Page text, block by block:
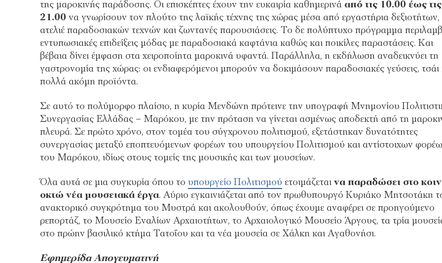
της μαροκινής παράδοσης. Οι επισκέπτες έχουν την ευκαιρία καθημερινά από τις 10.00 έως τις
21.00 να γνωρίσουν τον πλούτο της λαϊκής τέχνης της χώρας μέσα από εργαστήρια δεξιοτήτων,
ατελιέ παραδοσιακών τεχνών και ζωντανές παρουσιάσεις. Το δε πολύπτυχο πρόγραμμα
εντυπωσιακές επιδείξεις μόδας με παραδοσιακά καφτάνια καθώς και ποικίλες παραστάσεις. Και
βέβαια δίνει έμφαση στα χειροποίητα μαροκινά υφαντά. Παράλληλα, η εκδήλωση αναδεικνύει τη
γαστρονομία της χώρας: οι ενδιαφερόμενοι μπορούν να δοκιμάσουν παραδοσιακές γεύσεις, τσάι
πολλά ακόμη προϊόντα.
Σε αυτό το πολύμορφο πλαίσιο, η κυρία Μενδώνη πρότεινε την υπογραφή Μνημονίου
Συνεργασίας Ελλάδας – Μαρόκου, με την πρόταση να γίνεται ασμένως αποδεκτή από τη
πλευρά. Σε πρώτο χρόνο, στον τομέα του σύγχρονου πολιτισμού, εξετάστηκαν δυνατότητες
συνεργασίας μεταξύ εποπτευόμενων φορέων του υπουργείου Πολιτισμού και αντίστοιχων
του Μαρόκου, ιδίως στους τομείς της μουσικής και των μουσείων.
Όλα αυτά σε μια συγκυρία όπου το υπουργείο Πολιτισμού ετοιμάζεται να παραδώσει στο
οκτώ νέα μουσειακά έργα. Αύριο εγκαινιάζεται από τον πρωθυπουργό Κυριάκο Μητσοτάκη
ανακτορικό συγκρότημα του Μυστρά και ακολουθούν, όπως έχουμε αναφέρει σε προηγούμενο
ρεπορτάζ, το Μουσείο Εναλίων Αρχαιοτήτων, το Αρχαιολογικό Μουσείο Άργους, τα τρία
στο πρώην βασιλικό κτήμα Τατοΐου και τα νέα μουσεία σε Χάλκη και Αγαθονήσι.
Εφημερίδα Απογευματινή